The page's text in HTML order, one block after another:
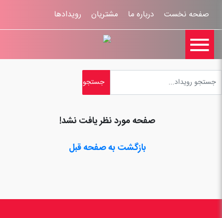
صفحه نخست درباره ما مشتریان رویدادها
ثبت شکایات راهنمای سایت
تماس با ما

صفحه مورد نظر یافت نشد!
بازگشت به صفحه قبل